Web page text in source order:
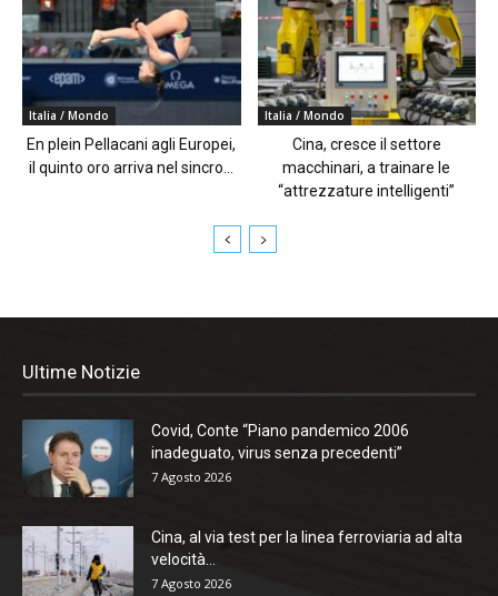
Italia / Mondo
En plein Pellacani agli Europei,
il quinto oro arriva nel sincro...
Italia / Mondo
Cina, cresce il settore
macchinari, a trainare le
“attrezzature intelligenti”
Ultime Notizie
Covid, Conte “Piano pandemico 2006
inadeguato, virus senza precedenti”
7 Agosto 2026
Cina, al via test per la linea ferroviaria ad alta
velocità...
7 Agosto 2026